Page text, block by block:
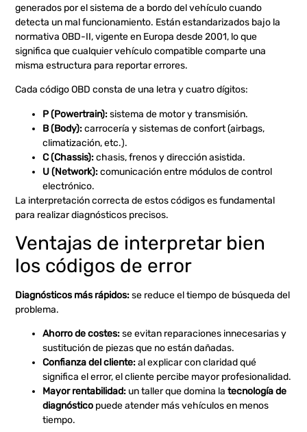
generados por el sistema de a bordo del vehículo cuando
detecta un mal funcionamiento. Están estandarizados bajo la
normativa OBD-II, vigente en Europa desde 2001, lo que
significa que cualquier vehículo compatible comparte una
misma estructura para reportar errores.
Cada código OBD consta de una letra y cuatro dígitos:
P (Powertrain):sistema de motor y transmisión.
B (Body):carrocería y sistemas de confort (airbags,
climatización, etc.).
C (Chassis):chasis, frenos y dirección asistida.
U (Network):comunicación entre módulos de control
electrónico.
La interpretación correcta de estos códigos es fundamental
para realizar diagnósticos precisos.
Ventajas de interpretar bien
los códigos de error
Diagnósticos más rápidos:se reduce el tiempo de búsqueda del
problema.
Ahorro de costes:se evitan reparaciones innecesarias y
sustitución de piezas que no están dañadas.
Confianza del cliente:al explicar con claridad qué
significa el error, el cliente percibe mayor profesionalidad.
Mayor rentabilidad: un taller que domina latecnología de
diagnóstico puede atender más vehículos en menos
tiempo.